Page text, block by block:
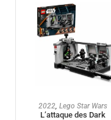
AJOUTER AU PANIER
2022, Lego Star Wars
L’attaque des Dark